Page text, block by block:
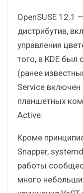
OpenSUSE 12.1
дистрибутив,
управления
того, в KDE
(ранее
Service включен
планшетных
Active.
Кроме
Snapper,
работы
много